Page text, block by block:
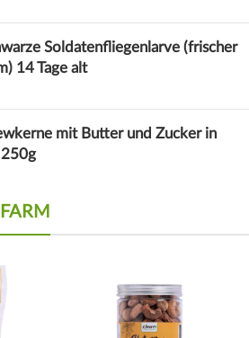
Soldatenfliegenlarve (frischer
14 Tage alt
mit Butter und Zucker in
250g